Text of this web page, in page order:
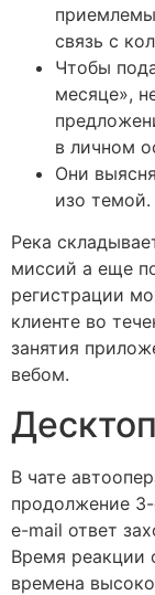
связь с
Чтобы
месяце»,
в личном
Они
изо темой.
Река
миссий а еще
регистрации
клиенте во
занятия
вебом.
В чате
продолжение
e-mail ответ
Время реакции
времена